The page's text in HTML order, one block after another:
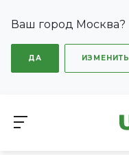
Ваш город Москва?
ДА ИЗМЕНИТЬ